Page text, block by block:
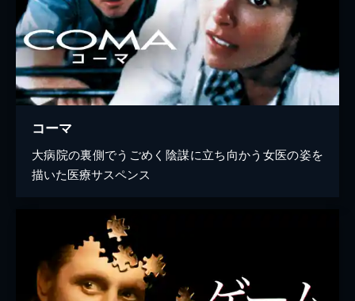
コーマ
大病院の裏側でうごめく陰謀に立ち向かう女医の姿を
描いた医療サスペンス